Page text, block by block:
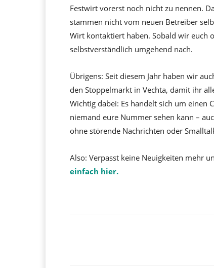
Festwirt vorerst noch nicht zu nennen.
stammen nicht vom neuen Betreiber
Wirt kontaktiert haben. Sobald wir
selbstverständlich umgehend nach.
Übrigens: Seit diesem Jahr haben wir
den Stoppelmarkt in Vechta, damit ihr
Wichtig dabei: Es handelt sich um einen
niemand eure Nummer sehen kann –
ohne störende Nachrichten oder
Also: Verpasst keine Neuigkeiten mehr
einfach hier.